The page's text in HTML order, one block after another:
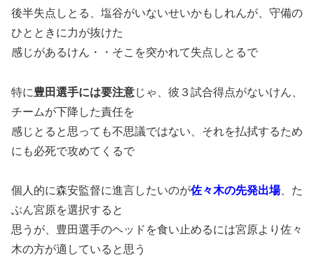
後半失点しとる、塩谷がいないせいかもしれんが、守備の
ひとときに力が抜けた
感じがあるけん・・そこを突かれて失点しとるで
特に豊田選手には要注意じゃ、彼３試合得点がないけん、
チームが下降した責任を
感じとると思っても不思議ではない、それを払拭するため
にも必死で攻めてくるで
個人的に森安監督に進言したいのが佐々木の先発出場、た
ぶん宮原を選択すると
思うが、豊田選手のヘッドを食い止めるには宮原より佐々
木の方が適していると思う